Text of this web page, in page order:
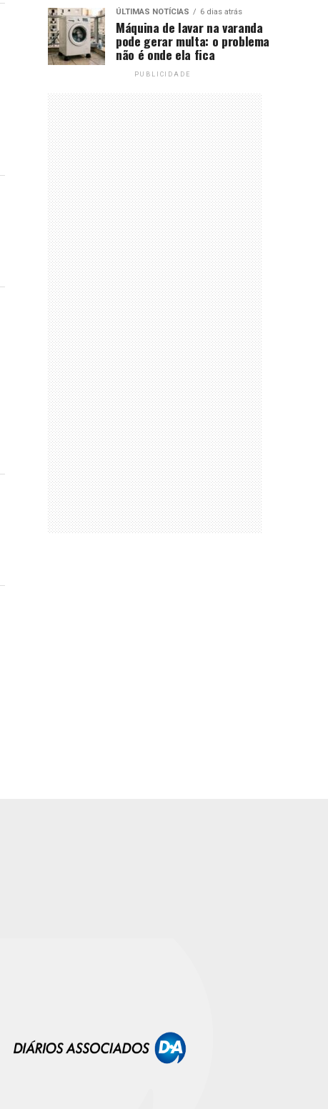
ÚLTIMAS NOTÍCIAS 6 dias atrás
Máquina de lavar na varanda
pode gerar multa: o problema
não é onde ela fica
PUBLICIDADE